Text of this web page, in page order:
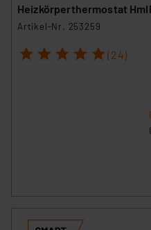
Heizkörperthermostat
Artikel-Nr. 253259
1 2 3 4 5 (24)